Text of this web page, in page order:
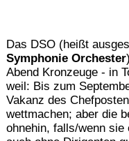
Das DSO (heißt
Symphonie Orchester
Abend Kronzeuge - in
weil: Bis zum
Vakanz des
wettmachen; aber die
ohnehin, falls/wenn sie